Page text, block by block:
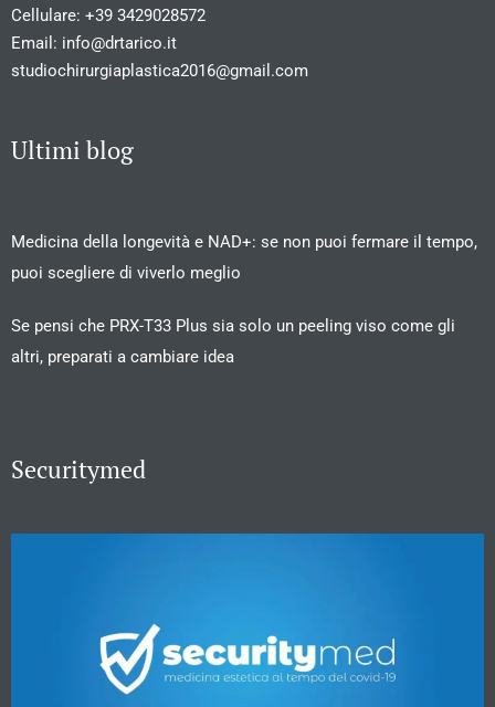
Cellulare: +39 3429028572
Email: info@drtarico.it
studiochirurgiaplastica2016@gmail.com
Ultimi blog
Medicina della longevità e NAD+: se non puoi fermare il tempo,
puoi scegliere di viverlo meglio
Se pensi che PRX-T33 Plus sia solo un peeling viso come gli
altri, preparati a cambiare idea
Securitymed